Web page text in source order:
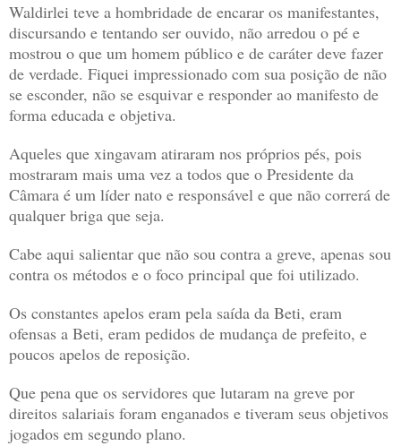
Waldirlei teve a hombridade de encarar os manifestantes,
discursando e tentando ser ouvido, não arredou o pé e
mostrou o que um homem público e de caráter deve fazer
de verdade. Fiquei impressionado com sua posição de não
se esconder, não se esquivar e responder ao manifesto de
forma educada e objetiva.
Aqueles que xingavam atiraram nos próprios pés, pois
mostraram mais uma vez a todos que o Presidente da
Câmara é um líder nato e responsável e que não correrá de
qualquer briga que seja.
Cabe aqui salientar que não sou contra a greve, apenas sou
contra os métodos e o foco principal que foi utilizado.
Os constantes apelos eram pela saída da Beti, eram
ofensas a Beti, eram pedidos de mudança de prefeito, e
poucos apelos de reposição.
Que pena que os servidores que lutaram na greve por
direitos salariais foram enganados e tiveram seus objetivos
jogados em segundo plano.